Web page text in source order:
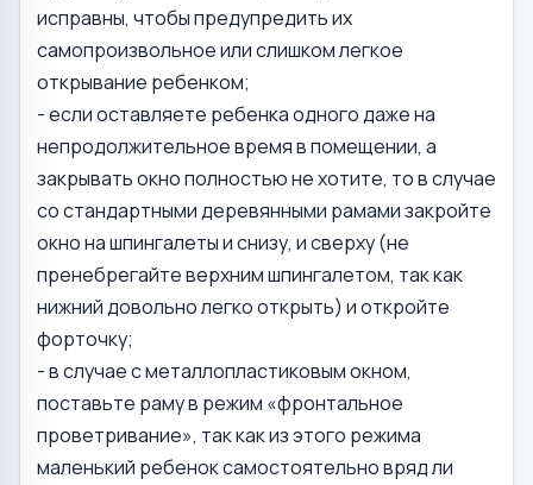
исправны, чтобы предупредить их
самопроизвольное или слишком легкое
открывание ребенком;
- если оставляете ребенка одного даже на
непродолжительное время в помещении, а
закрывать окно полностью не хотите, то в случае
со стандартными деревянными рамами закройте
окно на шпингалеты и снизу, и сверху (не
пренебрегайте верхним шпингалетом, так как
нижний довольно легко открыть) и откройте
форточку;
- в случае с металлопластиковым окном,
поставьте раму в режим «фронтальное
проветривание», так как из этого режима
маленький ребенок самостоятельно вряд ли